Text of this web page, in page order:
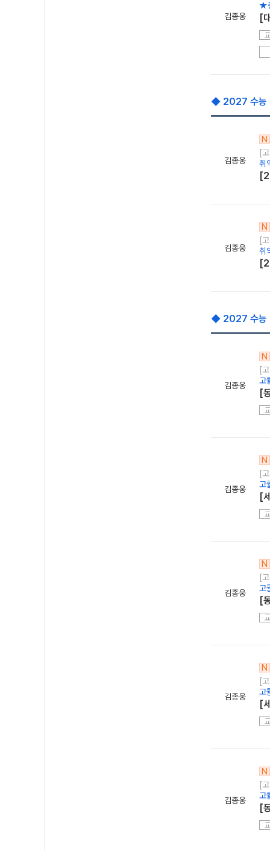
김종웅
★
[
◆ 2027 수능
김종웅
N
[
취
김종웅
N
[
취
◆ 2027 수능
김종웅
N
[
고
[
김종웅
N
[
고
[
김종웅
N
[
고
[
김종웅
N
[
고
[
김종웅
N
[
고
[